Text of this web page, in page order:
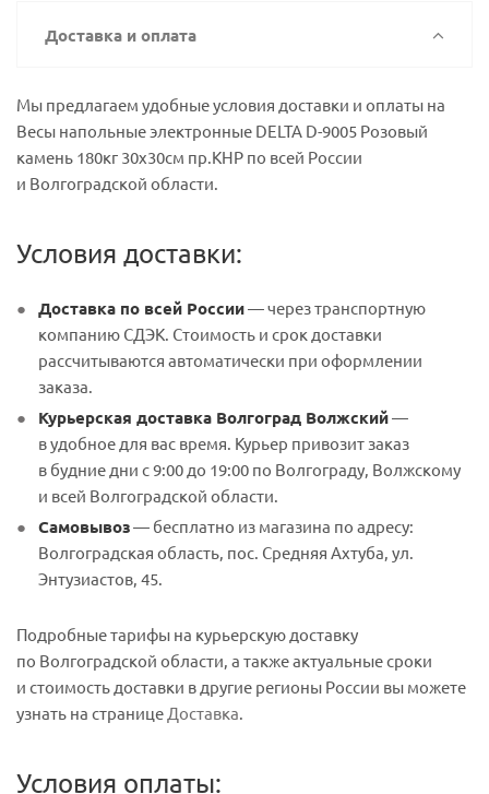
Доставка и оплата
Мы предлагаем удобные условия доставки и оплаты на
Весы напольные электронные DELTA D-9005 Розовый
камень 180кг 30х30см пр.КНР по всей России
и Волгоградской области.
Условия доставки:
Доставка по всей России— через транспортную
компанию СДЭК. Стоимость и срок доставки
рассчитываются автоматически при оформлении
заказа.
Курьерская доставка Волгоград Волжский—
в удобное для вас время. Курьер привозит заказ
в будние дни с 9:00 до 19:00 по Волгограду, Волжскому
и всей Волгоградской области.
Самовывоз— бесплатно из магазина по адресу:
Волгоградская область, пос. Средняя Ахтуба, ул.
Энтузиастов, 45.
Подробные тарифы на курьерскую доставку
по Волгоградской области, а также актуальные сроки
и стоимость доставки в другие регионы России вы можете
узнать на странице Доставка.
Условия оплаты: